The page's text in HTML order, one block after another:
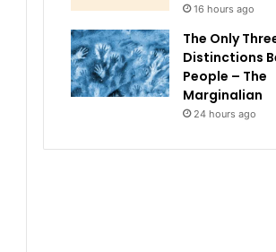
16 hours ago
The Only
Distinctions
People – The
Marginalian
24 hours ago